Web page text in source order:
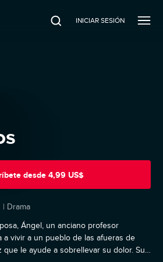
INICIAR SESIÓN
desde 4,99 US$
| Drama
Ángel, un anciano profesor
a vivir a un pueblo de las afueras de
que le ayude a sobrellevar su dolor. Sus